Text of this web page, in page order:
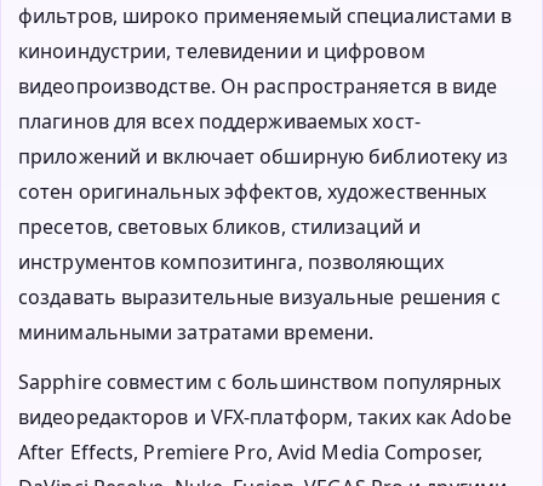
фильтров, широко применяемый специалистами в
киноиндустрии, телевидении и цифровом
видеопроизводстве. Он распространяется в виде
плагинов для всех поддерживаемых хост-
приложений и включает обширную библиотеку из
сотен оригинальных эффектов, художественных
пресетов, световых бликов, стилизаций и
инструментов композитинга, позволяющих
создавать выразительные визуальные решения с
минимальными затратами времени.
Sapphire совместим с большинством популярных
видеоредакторов и VFX-платформ, таких как Adobe
After Effects, Premiere Pro, Avid Media Composer,